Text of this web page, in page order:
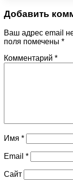
Добавить
Ваш адрес email
поля помечены *
Комментарий *
Имя *
Email *
Сайт